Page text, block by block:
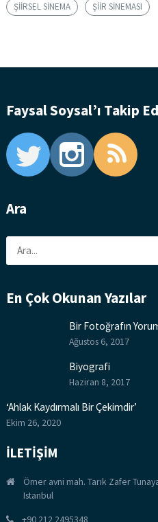
ŞIIRSEL SINEMA
ŞIIR SINEMASI
Faysal Soysal’ı Takip
Ara
Ara
En Çok Okunan Yazılar
Bir Fotoğrafın
Ağustos 6, 2017
Biyografi
Haziran 8, 2017
‘Ahlak Kaydırmalı Bir Çekimdir’
Ekim 26, 2020
İLETİŞİM
Ömer avni mah. Tarık Zafer
Istanbul
+90 212 2495348